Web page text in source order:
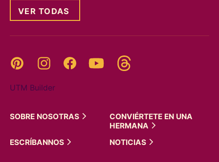
VER TODAS
Pinterest InstagramFacebookYouTube
UTM Builder
SOBRE NOSOTRAS
CONVIÉRTETE EN UNA
HERMANA
ESCRÍBANNOS
NOTICIAS